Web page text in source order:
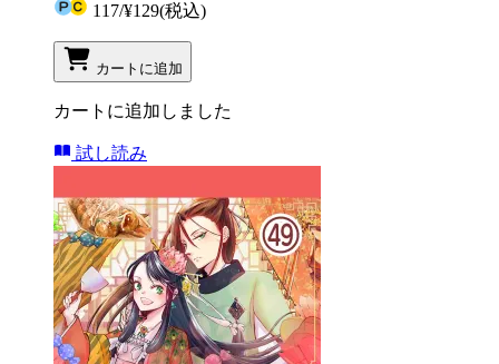
117/¥129(税込)
カートに追加
カートに追加しました
試し読み